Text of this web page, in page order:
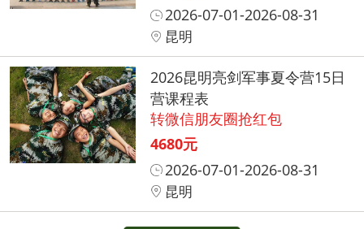
2026-07-01-2026-08-31
昆明
2026昆明亮剑军事夏令营15日
营课程表
转微信朋友圈抢红包
4680元
2026-07-01-2026-08-31
昆明